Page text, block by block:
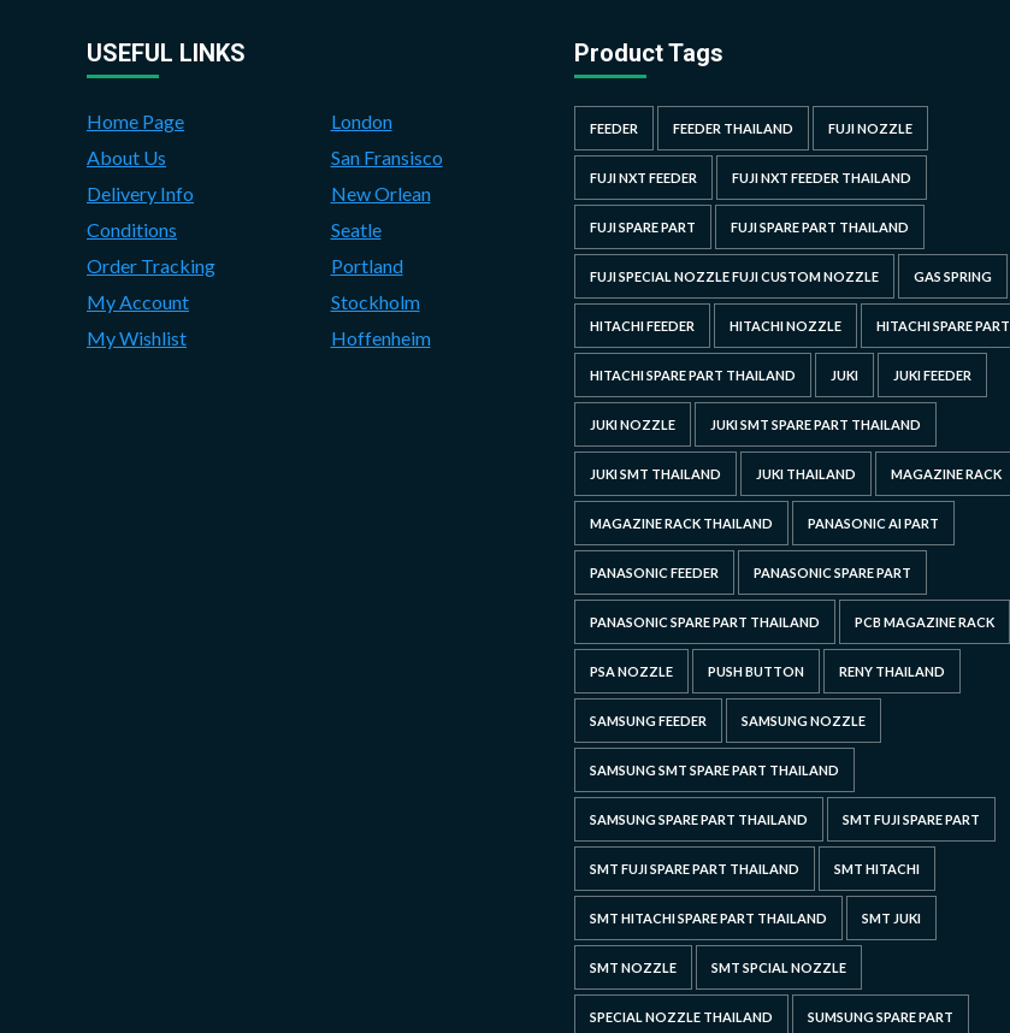
USEFUL LINKS
Home Page
About Us
Delivery Info
Conditions
Order Tracking
My Account
My Wishlist
London
San Fransisco
New Orlean
Seatle
Portland
Stockholm
Hoffenheim
Product Tags
FEEDER FEEDER THAILAND FUJI NOZZLE
FUJI NXT FEEDER FUJI NXT FEEDER THAILAND
FUJI SPARE PART FUJI SPARE PART THAILAND
FUJI SPECIAL NOZZLE FUJI CUSTOM NOZZLE GAS SPRING
HITACHI FEEDER HITACHI NOZZLE HITACHI SPARE PART
HITACHI SPARE PART THAILAND JUKI JUKI FEEDER
JUKI NOZZLE JUKI SMT SPARE PART THAILAND
JUKI SMT THAILAND JUKI THAILAND MAGAZINE RACK
MAGAZINE RACK THAILAND PANASONIC AI PART
PANASONIC FEEDER PANASONIC SPARE PART
PANASONIC SPARE PART THAILAND PCB MAGAZINE RACK
PSA NOZZLE PUSH BUTTON RENY THAILAND
SAMSUNG FEEDER SAMSUNG NOZZLE
SAMSUNG SMT SPARE PART THAILAND
SAMSUNG SPARE PART THAILAND SMT FUJI SPARE PART
SMT FUJI SPARE PART THAILAND SMT HITACHI
SMT HITACHI SPARE PART THAILAND SMT JUKI
SMT NOZZLE SMT SPCIAL NOZZLE
SPECIAL NOZZLE THAILAND SUMSUNG SPARE PART